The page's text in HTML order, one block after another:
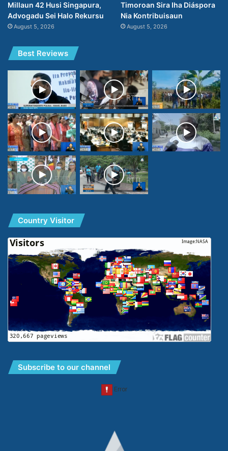
Millaun 42 Husi Singapura,
Advogadu Sei Halo Rekursu
August 5, 2026
Timoroan Sira Iha Diáspora
Nia Kontribuisaun
August 5, 2026
Best Reviews
Country Visitor
Subscribe to our channel